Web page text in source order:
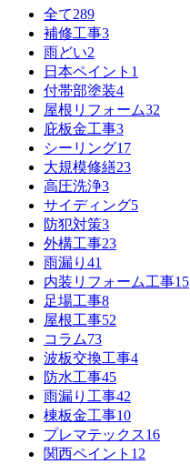
全て289
補修工事3
雨どい2
日本ペイント 1
付帯部塗装4
屋根リフォーム32
庇板金工事3
シーリング17
大規模修繕23
高圧洗浄3
サイディング5
防犯対策3
外構工事23
雨漏り 41
内装リフォーム工事15
足場工事8
屋根工事52
コラム73
波板交換工事4
防水工事45
雨漏り工事42
棟板金工事10
プレマテックス16
関西ペイント 12